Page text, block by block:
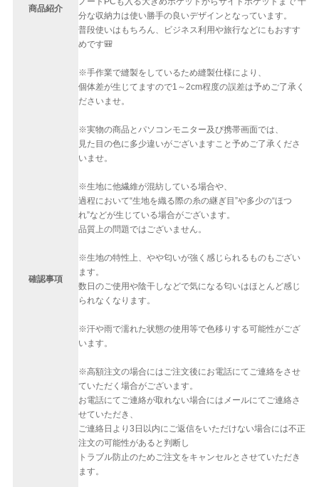
商品紹介
分な収納力は使い勝手の良いデザインとなっています。
普段使いはもちろん、ビジネス利用や旅行などにもおすす
めです🎒
確認事項
※手作業で縫製をしているため縫製仕様により、
個体差が生じてますので1～2cm程度の誤差は予めご了承く
ださいませ。
※実物の商品とパソコンモニター及び携帯画面では、
見た目の色に多少違いがございますこと予めご了承くださ
いませ。
※生地に他繊維が混紡している場合や、
過程において“生地を織る際の糸の継ぎ目”や多少の“ほつ
れ”などが生じている場合がございます。
品質上の問題ではございません。
※生地の特性上、やや匂いが強く感じられるものもござい
ます。
数日のご使用や陰干しなどで気になる匂いはほとんど感じ
られなくなります。
※汗や雨で濡れた状態の使用等で色移りする可能性がござ
います。
※高額注文の場合にはご注文後にお電話にてご連絡をさせ
ていただく場合がございます。
お電話にてご連絡が取れない場合にはメールにてご連絡さ
せていただき、
ご連絡日より3日以内にご返信をいただけない場合には不正
注文の可能性があると判断し
トラブル防止のためご注文をキャンセルとさせていただき
ます。